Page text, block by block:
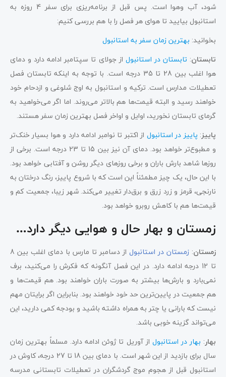
شود، آب وهوا است. پس قبل از برنامه‌ریزی برای سفر 4 روزه به
استانبول بیایید تا هوای هر فصل را با هم بررسی کنیم:
بخوانید: بهترین زمان سفر به استانبول
تابستان: تابستان در استانبول از جولای تا سپتامبر ادامه دارد و دمای
هوا اغلب بین 28 تا 35 درجه است. با توجه به اینکه تابستان فصل
تعطیلات مدارس است. ترکیه و استانبول به اوج شلوغی و ازدحام خود
خواهند رسید و البته قیمت‌ها هم بالاتر می‌روند. اما اگر می‌خواهید به
گرمای تابستان نخورید، اوایل و اواخر فصل بهترین زمان سفر هستند.
پاییز: پاییز در استانبول از اکتبر تا نوامبر ادامه دارد و هوا بسیار خنک‌تر
و مطبوع‌تر خواهد بود. دمای آن نیز بین 15 تا 23 درجه است. برخی از
روزها شاهد بارش باران و برخی روزهای دیگر روشن و آفتابی خواهد بود.
با این حال، یک چیز مطمئناً این است که با شروع پاییز، رنگ درختان به
نارنجی، قرمز و زرد زرق و برق‌دار تغییر می‌کند. شهر زیبا، جمعیت کم و
قیمت‌ها هم با کاهش روبرو خواهد بود.
زمستان و بهار حال و هوایی دیگر دارد…
زمستان: زمستان در استانبول
از دسامبر تا مارس با دمای اغلب بین 8
تا 12 درجه ادامه دارد. در این فصل آنگونه که فکرش را می‌کنید، برف
نمی‌بارد و بارش‌ها بیشتر به صورت باران خواهند بود. هم قیمت‌ها و
هم جمعیت در پایین‌ترین حد خود خواهند بود. بنابراین اگر برایتان مهم
نیست که بارانی یا چتر به همراه داشته باشید و بودجه کمی دارید، این
می‌تواند گزینه خوبی باشد.
بهار: بهار در استانبول از آوریل تا ژوئن ادامه دارد. مسلماً بهترین زمان
سال برای بازدید از این شهر است. با دمای بین 18 تا 27 درجه، کاوش در
استانبول قبل از هجوم موج گردشگران در تعطیلات تابستانی مدرسه